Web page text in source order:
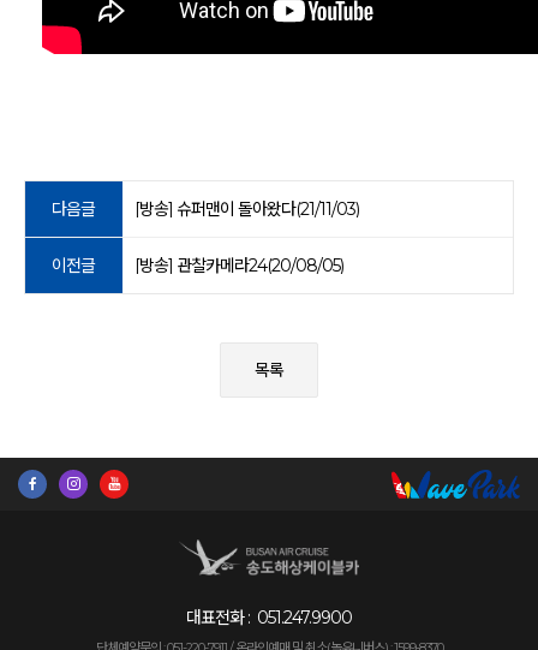
다음글 [방송] 슈퍼맨이 돌아왔다(21/11/03)
이전글 [방송] 관찰카메라24(20/08/05)
목록
대표전화 : 051.247.9900